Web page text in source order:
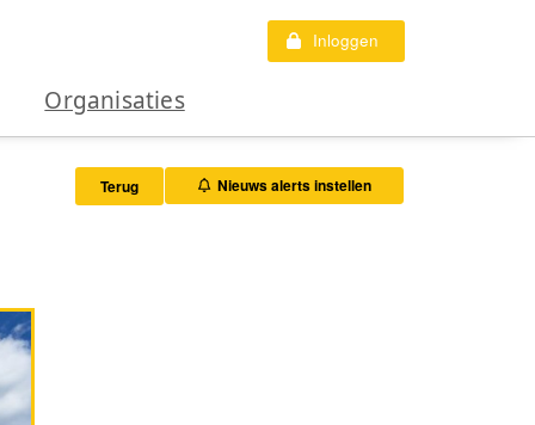
Inloggen
Organisaties
Terug Nieuws alerts instellen